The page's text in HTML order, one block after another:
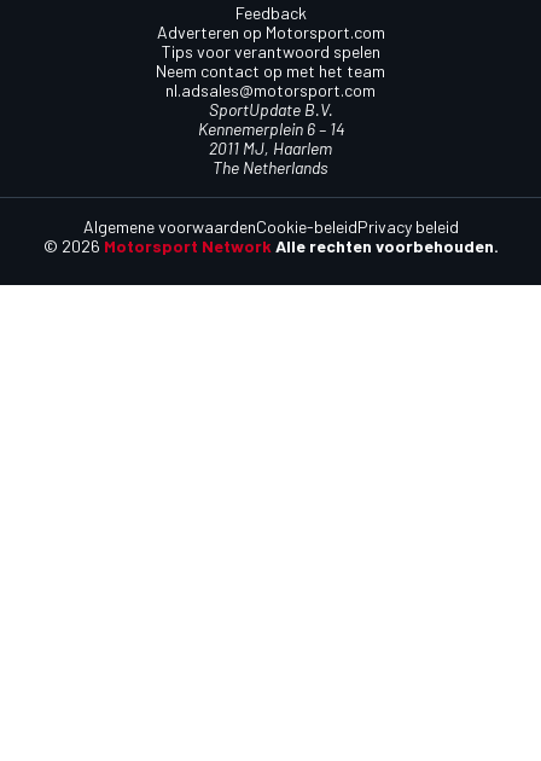
Feedback
Adverteren op Motorsport.com
Tips voor verantwoord spelen
Neem contact op met het team
nl.adsales@motorsport.com
SportUpdate B.V.
Kennemerplein 6 – 14
2011 MJ, Haarlem
The Netherlands
© 2026 Motorsport Network Alle rechten voorbehouden.
Algemene voorwaardenCookie-beleidPrivacy beleid